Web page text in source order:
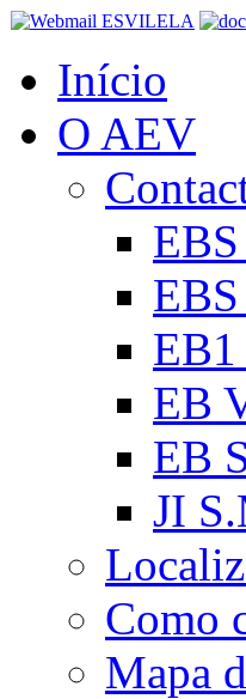
Início
O AEV
EB1
EB
EB
JI
Como
Mapa